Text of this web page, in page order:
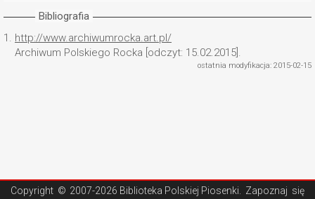
Bibliografia
1. http://www.archiwumrocka.art.pl/
Archiwum Polskiego Rocka [odczyt: 15.02.2015].
ostatnia modyfikacja: 2015-02-15
Copyright © 2007-2026 Biblioteka Polskiej Piosenki . Zapoznaj się